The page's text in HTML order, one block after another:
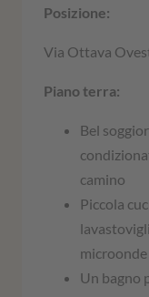
Posizione:
Via Ottava
Piano terra:
Bel
camino
Piccola
microonde
Un bagno